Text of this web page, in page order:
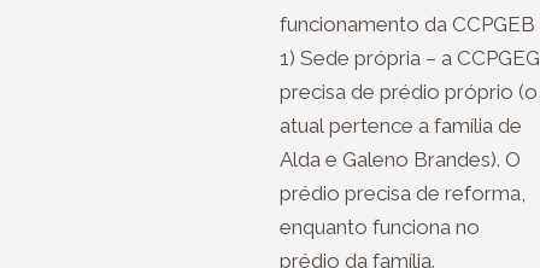
funcionamento da CCPGEB
1) Sede própria – a CCPGEG
precisa de prédio próprio (o
atual pertence a família de
Alda e Galeno Brandes). O
prédio precisa de reforma,
enquanto funciona no
prédio da família.